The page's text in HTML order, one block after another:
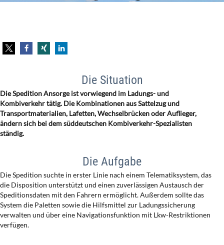
Die Situation
Die Spedition Ansorge ist vorwiegend im Ladungs- und
Kombiverkehr tätig. Die Kombinationen aus Sattelzug und
Transportmaterialien, Lafetten, Wechselbrücken oder Auflieger,
ändern sich bei dem süddeutschen Kombiverkehr-Spezialisten
ständig.
Die Aufgabe
Die Spedition suchte in erster Linie nach einem Telematiksystem, das
die Disposition unterstützt und einen zuverlässigen Austausch der
Speditionsdaten mit den Fahrern ermöglicht. Außerdem sollte das
System die Paletten sowie die Hilfsmittel zur Ladungssicherung
verwalten und über eine Navigationsfunktion mit Lkw-Restriktionen
verfügen.